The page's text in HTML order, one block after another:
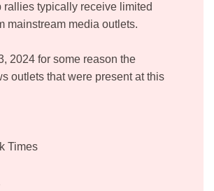
rallies typically receive limited
mainstream media outlets.
2024 for some reason the
outlets that were present at this
Times